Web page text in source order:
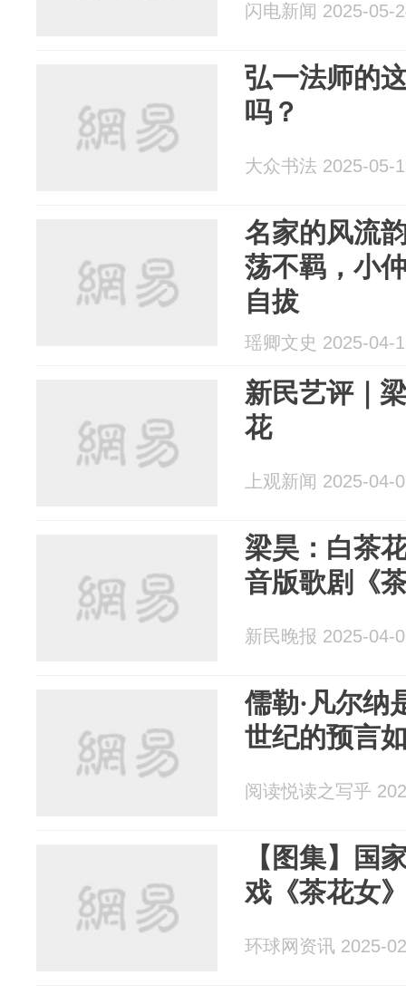
闪电新闻 2025-05-
弘一法师的
吗？
大众书法 2025-05-
名家的风流
荡不羁，小
自拔
瑶卿文史 2025-04-
新民艺评｜
花
上观新闻 2025-04-
梁昊：白茶
音版歌剧《
新民晚报 2025-04-
儒勒·凡尔纳
世纪的预言
阅读悦读之写乎
【图集】国
戏《茶花女
环球网资讯 2025-